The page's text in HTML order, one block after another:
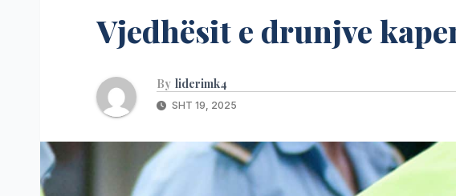
Vjedhësit e drunjve
By liderimk4
SHT 19, 2025